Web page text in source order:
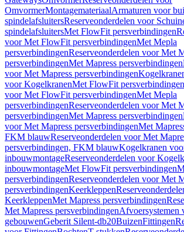
OmvormerMontagemateriaalArmaturen voor
spindelafsluitersReserveonderdelen voor
spindelafsluitersMet FlowFit persverbindingen
voor Met FlowFit persverbindingenMet Mepla
persverbindingenReserveonderdelen voor Met
persverbindingenMet Mapress persverbindingen
voor Met Mapress persverbindingen
voor KogelkranenMet FlowFit persverbindingen
voor Met FlowFit persverbindingenMet Mepla
persverbindingenReserveonderdelen voor Met
persverbindingenMet Mapress persverbindingen
voor Met Mapress persverbindingenMet
FKM blauwReserveonderdelen voor Met
persverbindingen, FKM blauwKogelkranen
inbouwmontageReserveonderdelen voor
inbouwmontageMet FlowFit persverbindingen
persverbindingenReserveonderdelen voor Met
persverbindingenKeerkleppen
KeerkleppenMet Mapress persverbindingen
Met Mapress persverbindingenAfvoersystemen
gebouwenGeberit Silent-db20BuizenFittingen